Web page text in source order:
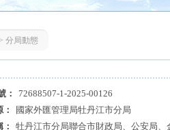
> 分局動態
：
72688507-1-2025-00126
國家外匯管理局牡丹江市分局
牡丹江市分局聯合市財政局、公安局